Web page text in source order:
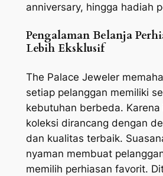
anniversary, hingga hadiah
Pengalaman Belanja
Lebih Eksklusif
The Palace Jeweler
setiap pelanggan memiliki
kebutuhan berbeda.
koleksi dirancang dengan
dan kualitas terbaik.
nyaman membuat
memilih perhiasan favorit.